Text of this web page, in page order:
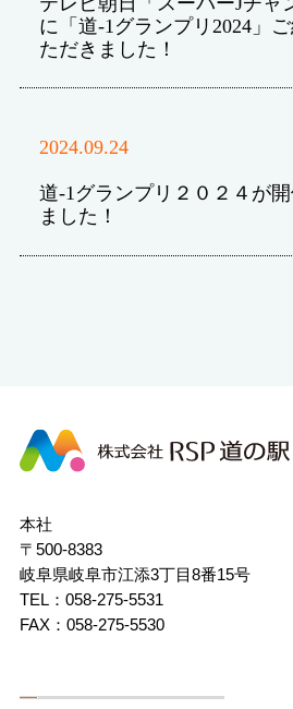
に「道-1グランプリ2024」
ただきました！
2024.09.24
道-1グランプリ２０２４が
ました！
株
式
RSP
道
の
駅
本社
〒500-8383
岐阜県岐阜市江添3丁目8番15号
TEL：058-275-5531
FAX：058-275-5530